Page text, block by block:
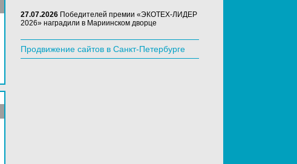
27.07.2026 Победителей премии «ЭКОТЕХ-ЛИДЕР
2026» наградили в Мариинском дворце
Продвижение сайтов в Санкт-Петербурге